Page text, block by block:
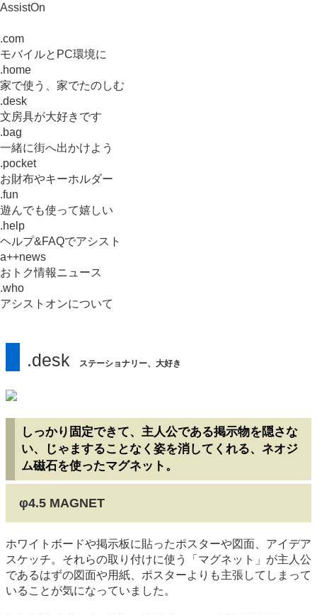
.desk ステーショナリー、大好き
しっかり固定できて、主人公である掲示物を隠さな
い、じゃますることなく姿を消してくれる、ネオジ
ム磁石を使ったマグネット。
φ4.5 MAGNET
ホワイトボードや掲示板に貼ったポスターや図面、アイデア
スケッチ。それらの取り付けに使う「マグネット」が主人公
であるはずの図面や用紙、ポスターよりも主張してしまって
いることが気になっていました。
AssistOn
.com
モバイルとPC環境に
.home
家で使う、家でたのしむ
.desk
文房具が大好きです
.bag
一緒に街へ出かけよう
.pocket
お財布やキーホルダー
.fun
遊んでも使って嬉しい
.help
ヘルプ&FAQでアシスト
a++news
おトク情報ニュース
.who
アシストオンについて